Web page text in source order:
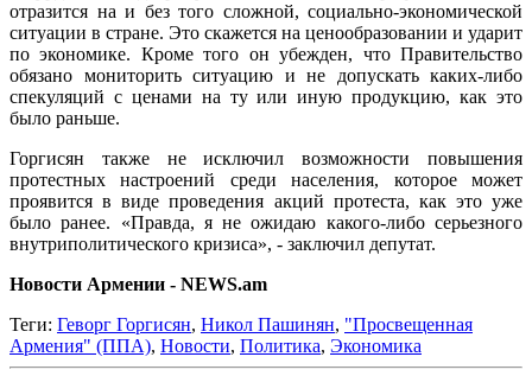
отразится на и без того сложной, социально-экономической
ситуации в стране. Это скажется на ценообразовании и ударит
по экономике. Кроме того он убежден, что Правительство
обязано мониторить ситуацию и не допускать каких-либо
спекуляций с ценами на ту или иную продукцию, как это
было раньше.
Горгисян также не исключил возможности повышения
протестных настроений среди населения, которое может
проявится в виде проведения акций протеста, как это уже
было ранее. «Правда, я не ожидаю какого-либо серьезного
внутриполитического кризиса», - заключил депутат.
Новости Армении - NEWS.am
Теги: Геворг Горгисян, Никол Пашинян, "Просвещенная
Армения" (ППА), Новости, Политика, Экономика